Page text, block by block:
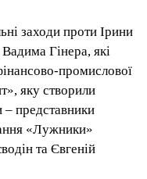
заходи проти Ірини
Вадима Гінера, які
промислової
яку створили
– представники
«Лужники»
та Євгеній